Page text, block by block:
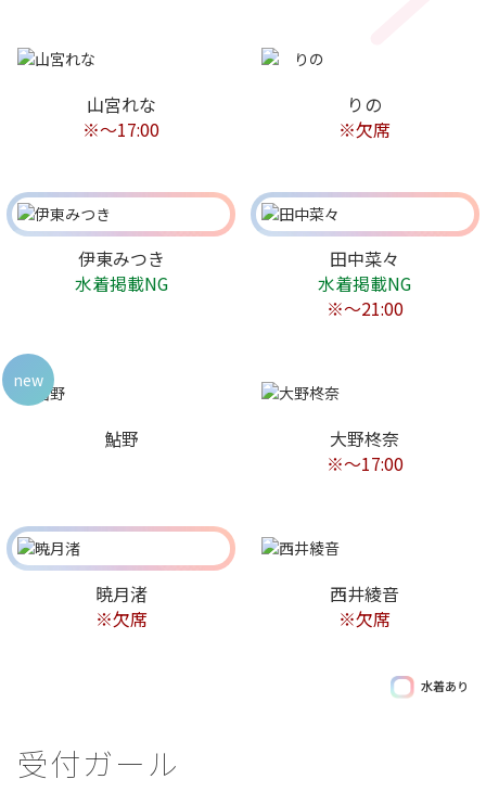
山宮れな
※〜17:00
りの
※欠席
伊東みつき
水着掲載NG
田中菜々
水着掲載NG
※〜21:00
鮎野
new
大野柊奈
※〜17:00
暁月渚
※欠席
西井綾音
※欠席
水着あり
受付ガール